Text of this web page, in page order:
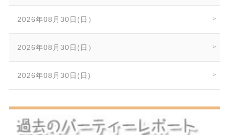
2026年08月30日(日）
2026年08月30日(日）
2026年08月30日(日)